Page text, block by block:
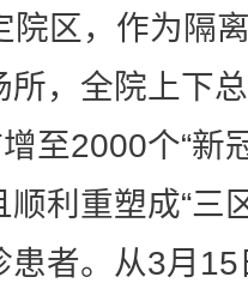
院区，作为隔
所，全院上下
至2000个“新
利重塑成“三
患者。从3月